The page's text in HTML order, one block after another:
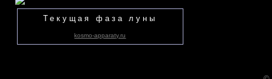
Текущая фаза луны
kosmo-apparaty.ru